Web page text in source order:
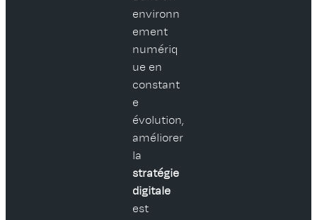
environn
ement
numériq
ue en
constant
e
évolution,
améliorer
la
stratégie
digitale
est